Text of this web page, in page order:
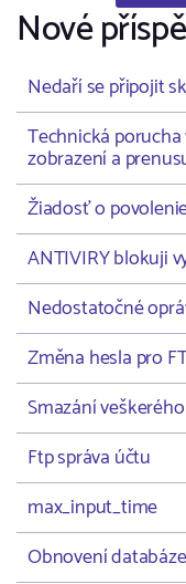
Nové
Nedaří se připojit
Technická
zobrazení a
Žiadosť o
ANTIVIRY blokuji
Nedostatočné
Změna hesla pro
Smazání
Ftp správa účtu
max_input_time
Obnovení databáze